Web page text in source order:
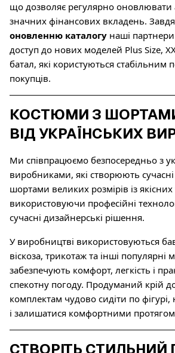
що дозволяє регулярно оновлювати
значних фінансових вкладень.
оновленню каталогу наші
доступ до нових моделей Plus Size,
батал, які користуються стабільним
покупців.
КОСТЮМИ З ШОРТАМИ
ВІД УКРАЇНСЬКИХ
Ми співпрацюємо безпосередньо з
виробниками, які створюють
шортами великих розмірів із
використовуючи професійні
сучасні дизайнерські рішення.
У виробництві використовуються
віскоза, трикотаж та інші популярні
забезпечують комфорт, легкість і
спекотну погоду. Продуманий крій
комплектам чудово сидіти по фігурі,
і залишатися комфортними
СТВОРІТЬ СТИЛЬНИЙ